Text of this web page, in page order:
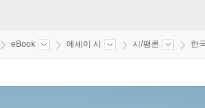
eBook 에세이 시 시/평론 한